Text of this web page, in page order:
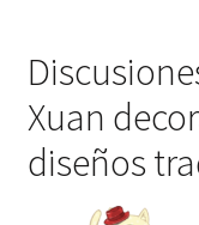
Xuan
diseños